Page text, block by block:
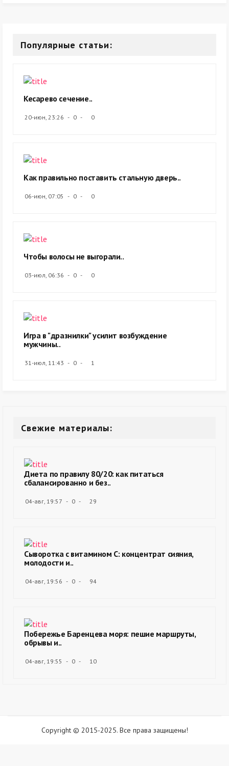
Популярные статьи:
Кесарево сечение..
20-июн, 23:26 0 0
Как правильно поставить стальную дверь..
06-июн, 07:05 0 0
Чтобы волосы не выгорали..
03-июл, 06:36 0 0
Игра в "дразнилки" усилит возбуждение
мужчины..
31-июл, 11:43 0 1
Свежие материалы:
Диета по правилу 80/20: как питаться
сбалансированно и без..
04-авг, 19:57 0 29
Сыворотка с витамином С: концентрат сияния,
молодости и..
04-авг, 19:56 0 94
Побережье Баренцева моря: пешие маршруты,
обрывы и..
04-авг, 19:55 0 10
Copyright © 2015-2025. Все права защищены!